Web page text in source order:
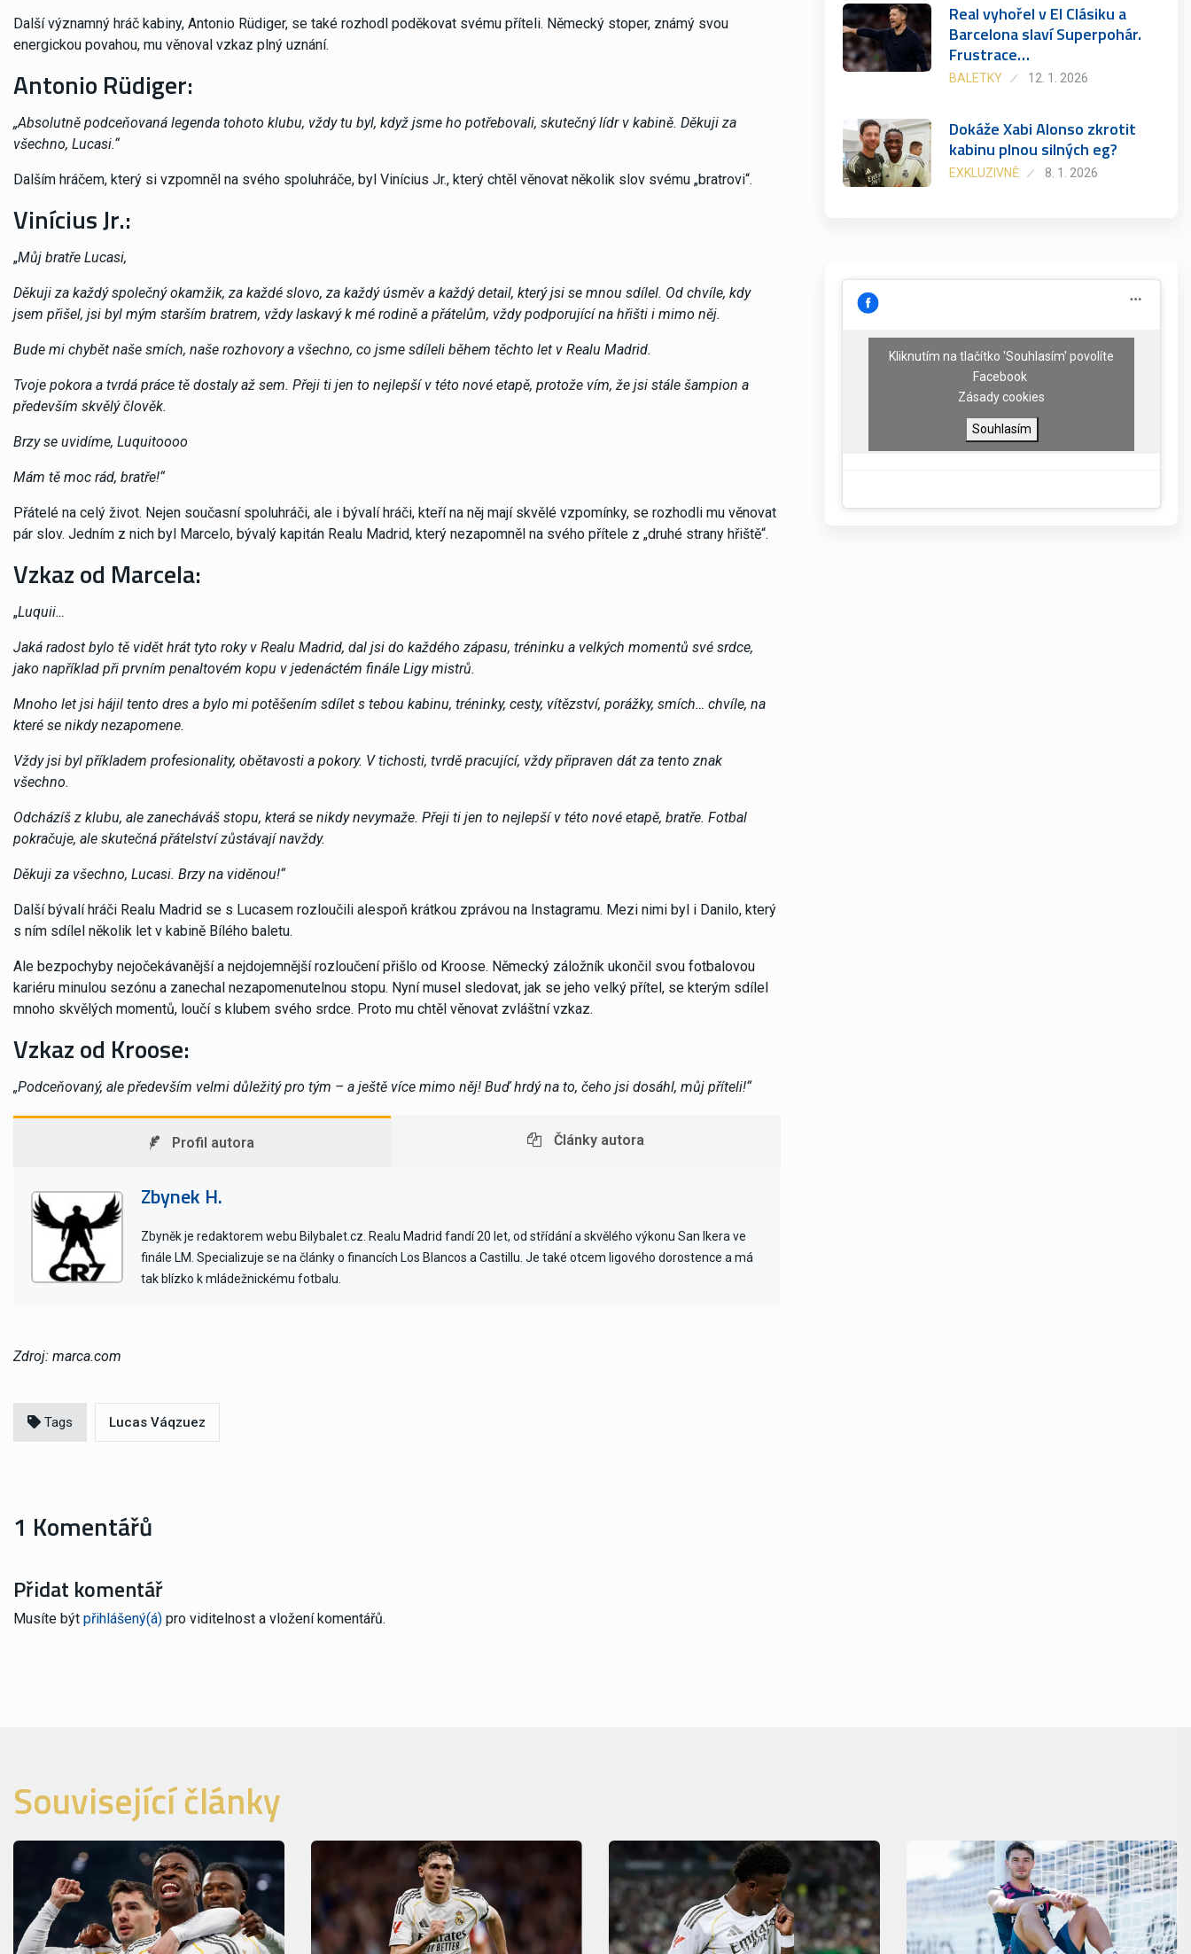
Další významný hráč kabiny, Antonio Rüdiger, se také rozhodl poděkovat svému příteli. Německý stoper, známý svou
energickou povahou, mu věnoval vzkaz plný uznání.
Antonio Rüdiger:
„Absolutně podceňovaná legenda tohoto klubu, vždy tu byl, když jsme ho potřebovali, skutečný lídr v kabině. Děkuji za
všechno, Lucasi.“
Dalším hráčem, který si vzpomněl na svého spoluhráče, byl Vinícius Jr., který chtěl věnovat několik slov svému „bratrovi“.
Vinícius Jr.:
„Můj bratře Lucasi,
Děkuji za každý společný okamžik, za každé slovo, za každý úsměv a každý detail, který jsi se mnou sdílel. Od chvíle, kdy
jsem přišel, jsi byl mým starším bratrem, vždy laskavý k mé rodině a přátelům, vždy podporující na hřišti i mimo něj.
Bude mi chybět naše smích, naše rozhovory a všechno, co jsme sdíleli během těchto let v Realu Madrid.
Tvoje pokora a tvrdá práce tě dostaly až sem. Přeji ti jen to nejlepší v této nové etapě, protože vím, že jsi stále šampion a
především skvělý člověk.
Brzy se uvidíme, Luquitoooo
Mám tě moc rád, bratře!“
Přátelé na celý život. Nejen současní spoluhráči, ale i bývalí hráči, kteří na něj mají skvělé vzpomínky, se rozhodli mu věnovat
pár slov. Jedním z nich byl Marcelo, bývalý kapitán Realu Madrid, který nezapomněl na svého přítele z „druhé strany hřiště“.
Vzkaz od Marcela:
„Luquii…
Jaká radost bylo tě vidět hrát tyto roky v Realu Madrid, dal jsi do každého zápasu, tréninku a velkých momentů své srdce,
jako například při prvním penaltovém kopu v jedenáctém finále Ligy mistrů.
Mnoho let jsi hájil tento dres a bylo mi potěšením sdílet s tebou kabinu, tréninky, cesty, vítězství, porážky, smích… chvíle, na
které se nikdy nezapomene.
Vždy jsi byl příkladem profesionality, obětavosti a pokory. V tichosti, tvrdě pracující, vždy připraven dát za tento znak
všechno.
Odcházíš z klubu, ale zanecháváš stopu, která se nikdy nevymaže. Přeji ti jen to nejlepší v této nové etapě, bratře. Fotbal
pokračuje, ale skutečná přátelství zůstávají navždy.
Děkuji za všechno, Lucasi. Brzy na viděnou!“
Další bývalí hráči Realu Madrid se s Lucasem rozloučili alespoň krátkou zprávou na Instagramu. Mezi nimi byl i Danilo, který
s ním sdílel několik let v kabině Bílého baletu.
Ale bezpochyby nejočekávanější a nejdojemnější rozloučení přišlo od Kroose. Německý záložník ukončil svou fotbalovou
kariéru minulou sezónu a zanechal nezapomenutelnou stopu. Nyní musel sledovat, jak se jeho velký přítel, se kterým sdílel
mnoho skvělých momentů, loučí s klubem svého srdce. Proto mu chtěl věnovat zvláštní vzkaz.
Vzkaz od Kroose:
„Podceňovaný, ale především velmi důležitý pro tým – a ještě více mimo něj! Buď hrdý na to, čeho jsi dosáhl, můj příteli!“
Profil autora Články autora
Zbynek H.
Zbyněk je redaktorem webu Bilybalet.cz. Realu Madrid fandí 20 let, od střídání a skvělého výkonu San Ikera ve
finále LM. Specializuje se na články o financích Los Blancos a Castillu. Je také otcem ligového dorostence a má
tak blízko k mládežnickému fotbalu.
Zdroj: marca.com
Tags Lucas Váqzuez
1 Komentářů
Přidat komentář
Musíte být přihlášený(á) pro viditelnost a vložení komentářů.
Real vyhořel v El Clásiku a
Barcelona slaví Superpohár.
Frustrace…
BALETKY 12. 1. 2026
Dokáže Xabi Alonso zkrotit
kabinu plnou silných eg?
EXKLUZIVNĚ 8. 1. 2026
Kliknutím na tlačítko 'Souhlasím' povolíte
Facebook
Zásady cookies
Souhlasím
Související články